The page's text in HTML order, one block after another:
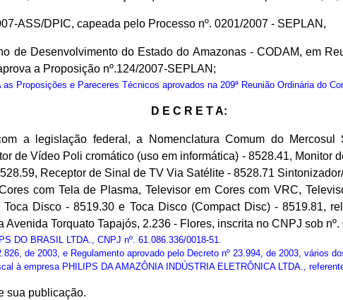
ASS/DPIC, capeada pelo Processo nº. 0201/2007 - SEPLAN,
de Desenvolvimento do Estado do Amazonas - CODAM, em
a Proposição nº.124/2007-SEPLAN;
as Proposições e Pareceres Técnicos aprovados na 209ª Reunião Ordinária do
D E C R E T A:
a legislação federal, a Nomenclatura Comum do
de Vídeo Poli cromático (uso em informática) - 8528.41, Monitor
Receptor de Sinal de TV Via Satélite - 8528.71
com Tela de Plasma, Televisor em Cores com VRC,
Disco - 8519.30 e Toca Disco (Compact Disc) - 8519.81,
Torquato Tapajós, 2.236 - Flores, inscrita no CNPJ sob
DO BRASIL LTDA., CNPJ nº. 61.086.336/0018-51.
de 2003, e Regulamento aprovado pelo Decreto nº 23.994, de 2003, vários
à empresa PHILIPS DA AMAZÔNIA INDÚSTRIA ELETRÔNICA LTDA.,
sua publicação.